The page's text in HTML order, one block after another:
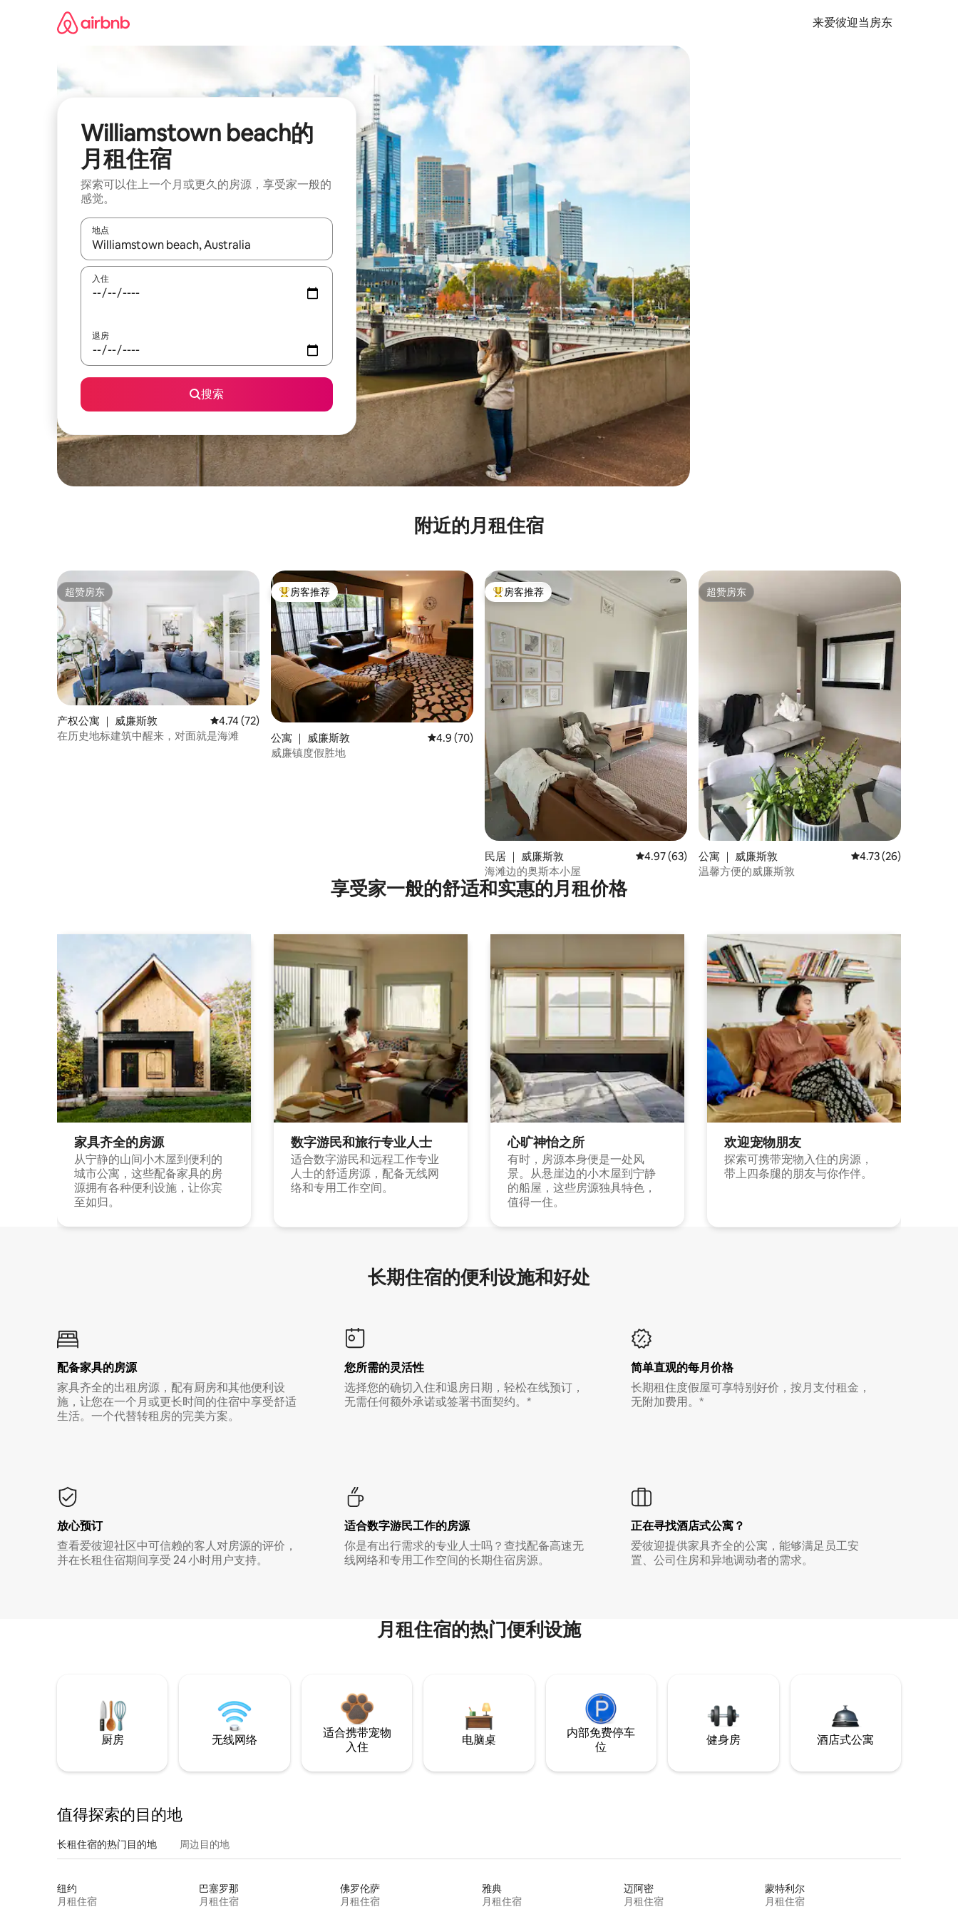
来爱彼迎当房东
Williamstown beach的
月租住宿
探索可以住上一个月或更久的房源，享受家一般的
感觉。
地点
如有搜索结果，请使用上下方向键查看，或通过点击或滑动手势浏览。
入住
退房
搜索
附近的月租住宿
超赞房东
超赞房东
产权公寓 ｜ 威廉斯敦 平均评分 4.74 分（满分 5 分），共 72 条评价
4.74 (72)
在历史地标建筑中醒来，对面就是海滩
热门「房客推荐」
房客推荐
公寓 ｜ 威廉斯敦 平均评分 4.9 分（满分 5 分），共 70 条评价
4.9 (70)
威廉镇度假胜地
热门「房客推荐」
房客推荐
民居 ｜ 威廉斯敦 平均评分 4.97 分（满分 5 分），共 63 条评价
4.97 (63)
海滩边的奥斯本小屋
超赞房东
超赞房东
公寓 ｜ 威廉斯敦 平均评分 4.73 分（满
4.73 (26)
温馨方便的威廉斯敦
享受家一般的舒适和实惠的月租价格
家具齐全的房源
从宁静的山间小木屋到便利的
城市公寓，这些配备家具的房
源拥有各种便利设施，让你宾
至如归。
数字游民和旅行专业人士
适合数字游民和远程工作专业
人士的舒适房源，配备无线网
络和专用工作空间。
心旷神怡之所
有时，房源本身便是一处风
景。从悬崖边的小木屋到宁静
的船屋，这些房源独具特色，
值得一住。
欢迎宠物朋友
探索可携带宠物入住的房源，
带上四条腿的朋友与你作伴。
长期住宿的便利设施和好处
配备家具的房源
家具齐全的出租房源，配有厨房和其他便利设
施，让您在一个月或更长时间的住宿中享受舒适
生活。一个代替转租房的完美方案。
您所需的灵活性
选择您的确切入住和退房日期，轻松在线预订，
无需任何额外承诺或签署书面契约。*
简单直观的每月价格
长期租住度假屋可享特别好价，按月支付租金，
无附加费用。*
放心预订
查看爱彼迎社区中可信赖的客人对房源的评价，
并在长租住宿期间享受 24 小时用户支持。
适合数字游民工作的房源
你是有出行需求的专业人士吗？查找配备高速无
线网络和专用工作空间的长期住宿房源。
正在寻找酒店式公寓？
爱彼迎提供家具齐全的公寓，能够满足员工安
置、公司住房和异地调动者的需求。
月租住宿的热门便利设施
厨房 无线网络
适合携带宠物
入住
电脑桌
内部免费停车
位
健身房 酒店式公寓
值得探索的目的地
长租住宿的热门目的地 周边目的地
纽约
月租住宿
巴塞罗那
月租住宿
佛罗伦萨
月租住宿
雅典
月租住宿
迈阿密
月租住宿
蒙特利尔
月租住宿